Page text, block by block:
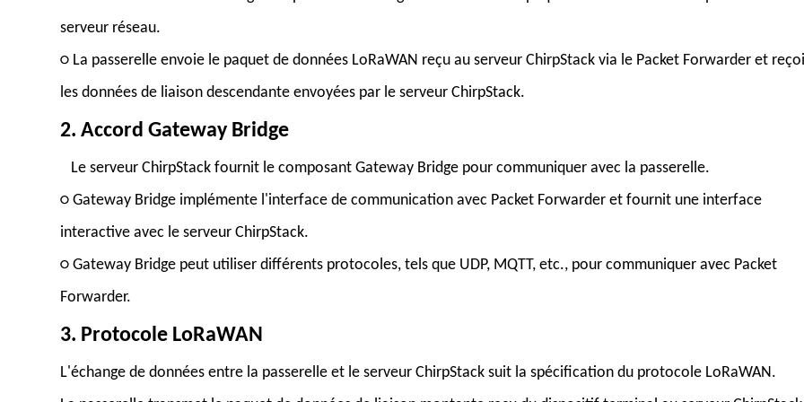
serveur réseau.
○ La passerelle envoie le paquet de données LoRaWAN reçu au serveur ChirpStack via le Packet Forwarder et
les données de liaison descendante envoyées par le serveur ChirpStack.
2.Accord Gateway Bridge
Le serveur ChirpStack fournit le composant Gateway Bridge pour communiquer avec la passerelle.
○ Gateway Bridge implémente l'interface de communication avec Packet Forwarder et fournit une interface
interactive avec le serveur ChirpStack.
○ Gateway Bridge peut utiliser différents protocoles, tels que UDP, MQTT, etc., pour communiquer avec Packet
Forwarder.
3. Protocole LoRaWAN
L'échange de données entre la passerelle et le serveur ChirpStack suit la spécification du protocole LoRaWAN.